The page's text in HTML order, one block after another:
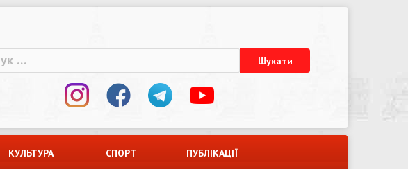
КУЛЬТУРА СПОРТ ПУБЛІКАЦІЇ